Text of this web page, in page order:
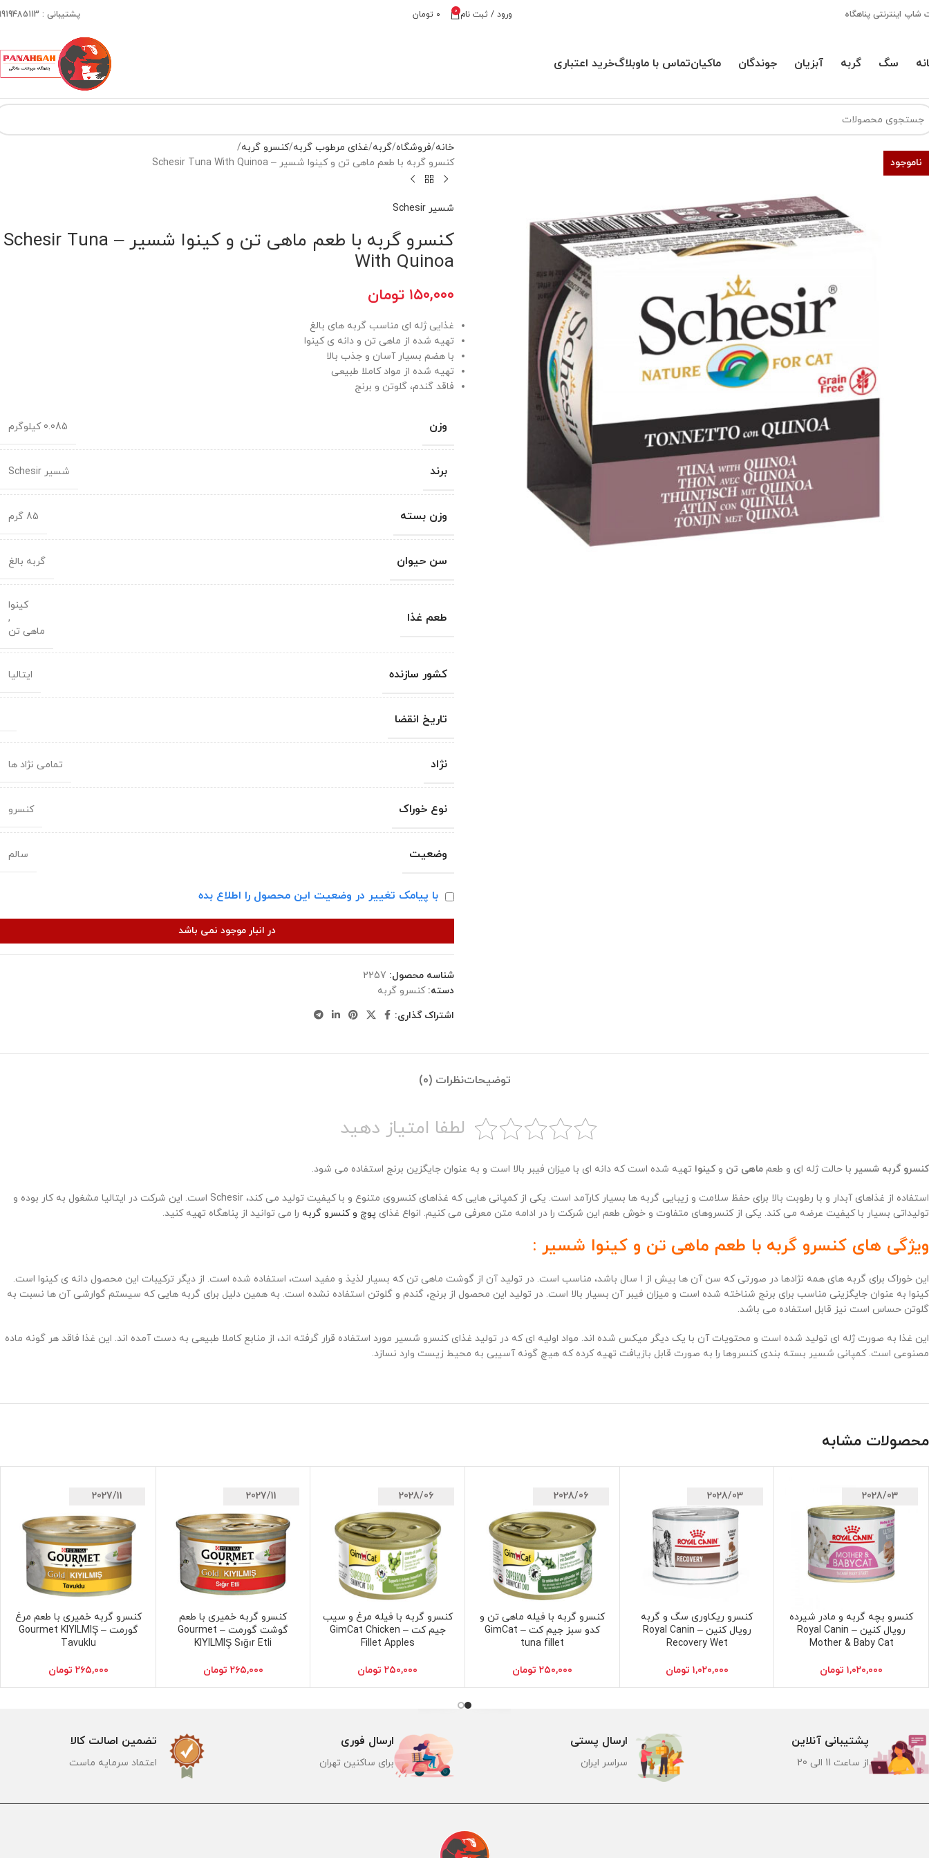
شاپ اینترنتی پناهگاه ورود / ثبت نام 0 ۰ تومان پشتیبانی : 09919485113
سگ گربه آبزیان جوندگان ماکیانتماس با ماوبلاگخرید اعتباری
ناموجود
خانه فروشگاه گربه غذای مرطوب گربه کنسرو گربه
کنسرو گربه با طعم ماهی تن و کینوا شسیر – Schesir Tuna With Quinoa
شسیر Schesir
کنسرو گربه با طعم ماهی تن و کینوا شسیر – Schesir Tuna
With Quinoa
۱۵۰,۰۰۰ تومان
غذایی ژله ای مناسب گربه های بالغ
تهیه شده از ماهی تن و دانه ی کینوا
با هضم بسیار آسان و جذب بالا
تهیه شده از مواد کاملا طبیعی
فاقد گندم، گلوتن و برنج
وزن 0.085 کیلوگرم
برند شسیر Schesir
وزن بسته 85 گرم
سن حیوان گربه بالغ
طعم غذا
کینوا
,
ماهی تن
کشور سازنده ایتالیا
تاریخ انقضا
نژاد تمامی نژاد ها
نوع خوراک کنسرو
وضعیت سالم
با پیامک تغییر در وضعیت این محصول را اطلاع بده
در انبار موجود نمی باشد
شناسه محصول: 2257
دسته: کنسرو گربه
اشتراک گذاری:
توضیحاتنظرات (0)
لطفا امتیاز دهید
کنسرو گربه شسیر با حالت ژله ای و طعم ماهی تن وکینوا تهیه شده است که دانه ای با میزان فیبر بالا است و به عنوان جایگزین برنج استفاده می شود.
استفاده از غذاهای آبدار و با رطوبت بالا برای حفظ سلامت و زیبایی گربه ها بسیار کارآمد است. یکی از کمپانی هایی که غذاهای کنسروی متنوع و با کیفیت تولید می کند، Schesir است. این شرکت در ایتالیا مشغول به کار بوده و
تولیداتی بسیار با کیفیت عرضه می کند. یکی از کنسروهای متفاوت و خوش طعم این شرکت را در ادامه متن معرفی می کنیم. انواع غذای پوچ و کنسرو گربه را می توانید از پناهگاه تهیه کنید.
ویژگی های کنسرو گربه با طعم ماهی تن و کینوا شسیر :
این خوراک برای گربه های همه نژادها در صورتی که سن آن ها بیش از 1 سال باشد، مناسب است. در تولید آن از گوشت ماهی تن که بسیار لذیذ و مفید است، استفاده شده است. از دیگر ترکیبات این محصول دانه ی کینوا است.
کینوا به عنوان جایگزینی مناسب برای برنج شناخته شده است و میزان فیبر آن بسیار بالا است. در تولید این محصول از برنج، گندم و گلوتن استفاده نشده است. به همین دلیل برای گربه هایی که سیستم گوارشی آن ها نسبت به
گلوتن حساس است نیز قابل استفاده می باشد.
این غذا به صورت ژله ای تولید شده است و محتویات آن با یک دیگر میکس شده اند. مواد اولیه ای که در تولید غذای کنسرو شسیر مورد استفاده قرار گرفته اند، از منابع کاملا طبیعی به دست آمده اند. این غذا فاقد هر گونه ماده
مصنوعی است. کمپانی شسیر بسته بندی کنسروها را به صورت قابل بازیافت تهیه کرده که هیچ گونه آسیبی به محیط زیست وارد نسازد.
محصولات مشابه
2028/03
افزودن به سبد خرید
کنسرو بچه گربه و مادر شیرده
رویال کنین – Royal Canin
Mother & Baby Cat
۱,۰۲۰,۰۰۰ تومان
2028/03
افزودن به سبد خرید
کنسرو ریکاوری سگ و گربه
رویال کنین – Royal Canin
Recovery Wet
۱,۰۲۰,۰۰۰ تومان
2028/06
افزودن به سبد خرید
کنسرو گربه با فیله ماهی تن و
کدو سبز جیم کت – GimCat
tuna fillet
۲۵۰,۰۰۰ تومان
2028/06
افزودن به سبد خرید
کنسرو گربه با فیله مرغ و سیب
جیم کت – GimCat Chicken
Fillet Apples
۲۵۰,۰۰۰ تومان
2027/11
افزودن به سبد خرید
کنسرو گربه خمیری با طعم
گوشت گورمت – Gourmet
KIYILMIŞ Sığır Etli
۲۶۵,۰۰۰ تومان
2027/11
افزودن به سبد خرید
کنسرو گربه خمیری با طعم مرغ
گورمت – Gourmet KIYILMIŞ
Tavuklu
۲۶۵,۰۰۰ تومان
تضمین اصالت کالا
اعتماد سرمایه ماست
ارسال فوری
برای ساکنین تهران
ارسال پستی
سراسر ایران
پشتیبانی آنلاین
از ساعت 11 الی 20